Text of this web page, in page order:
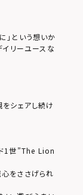
」という想いか
イリーユースな
シェアし続け
1世”The Lion
をささげられ